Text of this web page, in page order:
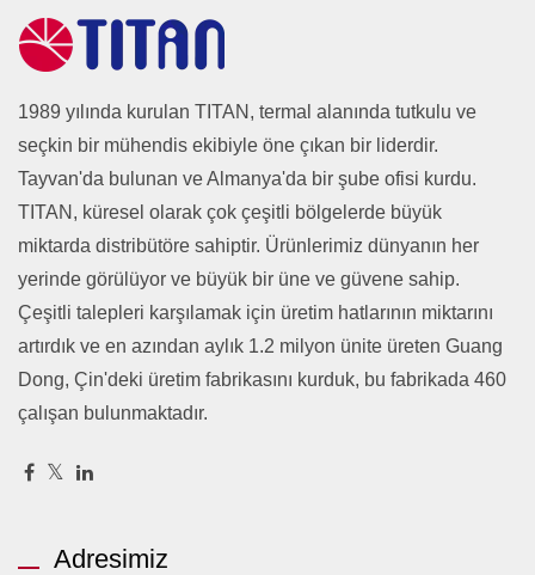
1989 yılında kurulan TITAN, termal alanında tutkulu ve
seçkin bir mühendis ekibiyle öne çıkan bir liderdir.
Tayvan'da bulunan ve Almanya'da bir şube ofisi kurdu.
TITAN, küresel olarak çok çeşitli bölgelerde büyük
miktarda distribütöre sahiptir. Ürünlerimiz dünyanın her
yerinde görülüyor ve büyük bir üne ve güvene sahip.
Çeşitli talepleri karşılamak için üretim hatlarının miktarını
artırdık ve en azından aylık 1.2 milyon ünite üreten Guang
Dong, Çin'deki üretim fabrikasını kurduk, bu fabrikada 460
çalışan bulunmaktadır.
Adresimiz